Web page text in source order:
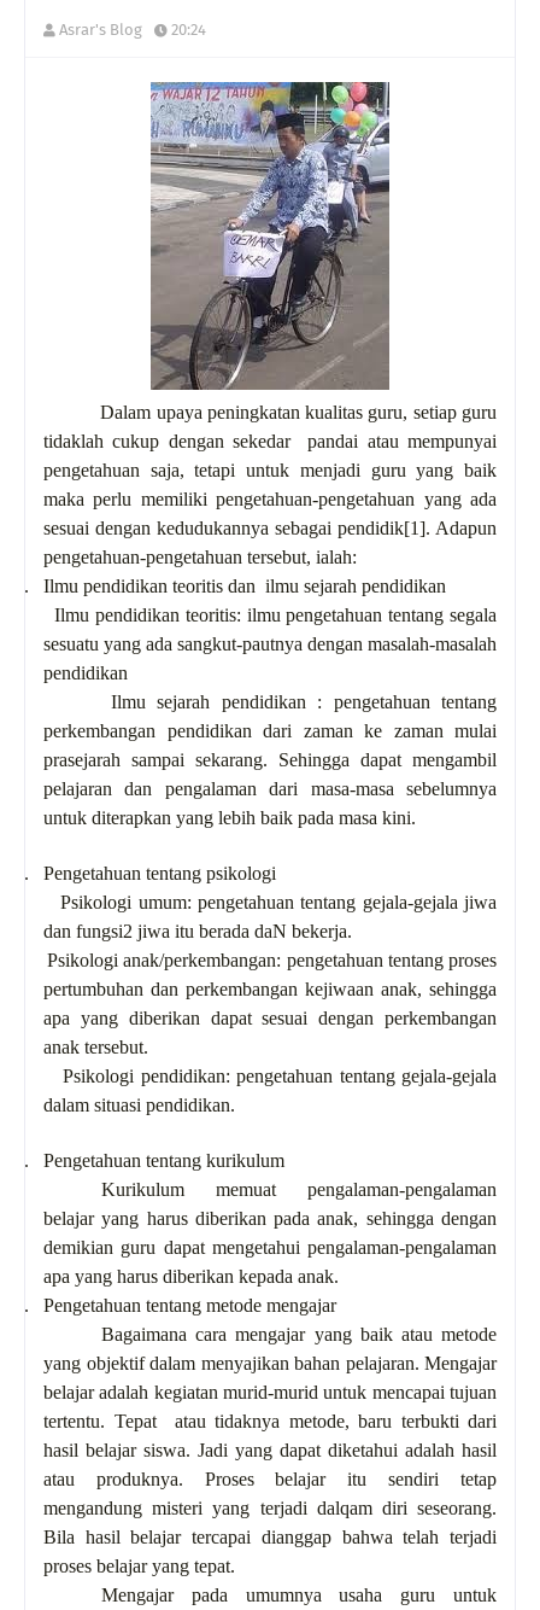
Asrar's Blog 20:24
Dalam upaya peningkatan kualitas guru, setiap guru
tidaklah cukup dengan sekedar pandai atau mempunyai
pengetahuan saja, tetapi untuk menjadi guru yang baik
maka perlu memiliki pengetahuan-pengetahuan yang ada
sesuai dengan kedudukannya sebagai pendidik[1]. Adapun
pengetahuan-pengetahuan tersebut, ialah:
1.
Ilmu pendidikan teoritis dan ilmu sejarah pendidikan
Ilmu pendidikan teoritis: ilmu pengetahuan tentang segala
sesuatu yang ada sangkut-pautnya dengan masalah-masalah
pendidikan
Ilmu sejarah pendidikan : pengetahuan tentang
perkembangan pendidikan dari zaman ke zaman mulai
prasejarah sampai sekarang. Sehingga dapat mengambil
pelajaran dan pengalaman dari masa-masa sebelumnya
untuk diterapkan yang lebih baik pada masa kini.
2.
Pengetahuan tentang psikologi
Psikologi umum: pengetahuan tentang gejala-gejala jiwa
dan fungsi2 jiwa itu berada daN bekerja.
Psikologi anak/perkembangan: pengetahuan tentang proses
pertumbuhan dan perkembangan kejiwaan anak, sehingga
apa yang diberikan dapat sesuai dengan perkembangan
anak tersebut.
Psikologi pendidikan: pengetahuan tentang gejala-gejala
dalam situasi pendidikan.
3.
Pengetahuan tentang kurikulum
Kurikulum memuat pengalaman-pengalaman
belajar yang harus diberikan pada anak, sehingga dengan
demikian guru dapat mengetahui pengalaman-pengalaman
apa yang harus diberikan kepada anak.
4.
Pengetahuan tentang metode mengajar
Bagaimana cara mengajar yang baik atau metode
yang objektif dalam menyajikan bahan pelajaran. Mengajar
belajar adalah kegiatan murid-murid untuk mencapai tujuan
tertentu. Tepat atau tidaknya metode, baru terbukti dari
hasil belajar siswa. Jadi yang dapat diketahui adalah hasil
atau produknya. Proses belajar itu sendiri tetap
mengandung misteri yang terjadi dalqam diri seseorang.
Bila hasil belajar tercapai dianggap bahwa telah terjadi
proses belajar yang tepat.
Mengajar pada umumnya usaha guru untuk